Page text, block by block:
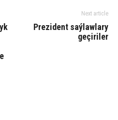
Next article
Prezident saýlawlary
geçiriler